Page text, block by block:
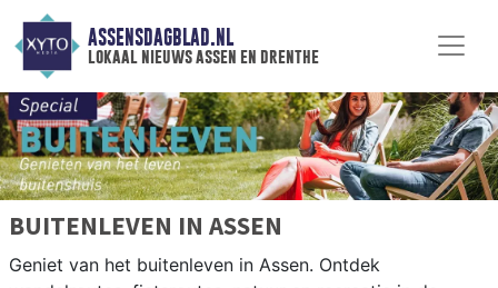
ASSENSDAGBLAD.NL
lokaal nieuws assen en drenthe
BUITENLEVEN IN ASSEN
Geniet van het buitenleven in Assen. Ontdek